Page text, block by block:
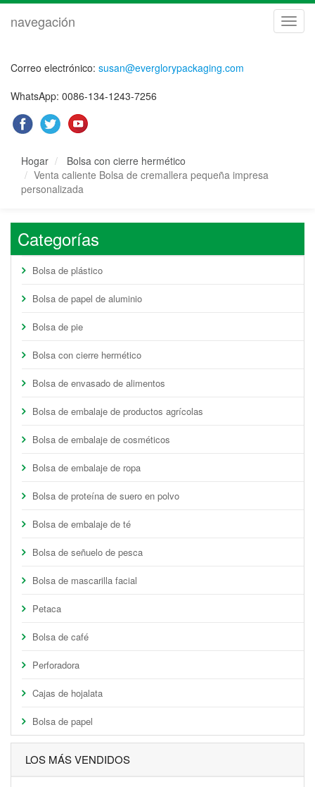
navegación
Correo electrónico: susan@everglorypackaging.com
WhatsApp: 0086-134-1243-7256
Hogar
Bolsa con cierre hermético
Venta caliente Bolsa de cremallera pequeña impresa
personalizada
Categorías
Bolsa de plástico
Bolsa de papel de aluminio
Bolsa de pie
Bolsa con cierre hermético
Bolsa de envasado de alimentos
Bolsa de embalaje de productos agrícolas
Bolsa de embalaje de cosméticos
Bolsa de embalaje de ropa
Bolsa de proteína de suero en polvo
Bolsa de embalaje de té
Bolsa de señuelo de pesca
Bolsa de mascarilla facial
Petaca
Bolsa de café
Perforadora
Cajas de hojalata
Bolsa de papel
LOS MÁS VENDIDOS